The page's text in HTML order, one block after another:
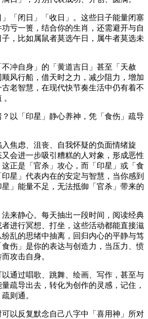
「闭日」「收日」。这些日子能量闭塞
亏一篑，结合你的生肖，还需避开与自
，比如属鼠者莫选午日，属牛者莫选未
冲自身」的「黄道吉日」甚至「天赦
风行船，借天时之力，减少阻力，增加
老智慧，在现代快节奏生活中仍有着不
以「印星」静心养神，凭「食伤」疏导
焦虑、沮丧、自我怀疑的负面情绪旋
会进一步吸引糟糕的人对象，形成恶性
正是「官杀」攻心，而「印星」或「食
星」代表内在的安定与智慧，当你感到
」能量不足，无法抵御「官杀」带来的
来静心。每天抽出一段时间，阅读经典
进行冥想、打坐，这些活动都能直接滋
乱的思绪中抽离，回归内心的平静与笃
伤」是你的表达与创造力，当压力、愤
攻击自身。
通过唱歌、跳舞、绘画、写作，甚至与
疏导出去，转化为创作的灵感，记住，
则通。
以反复默念自己八字中「喜用神」所对